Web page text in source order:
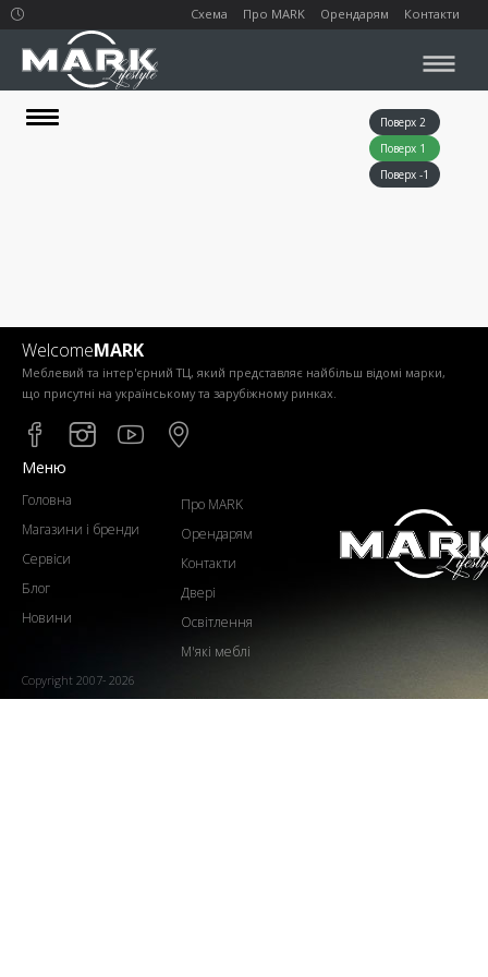
Схема Про MARK Орендарям Контакти
Поверх 2
Поверх 1
Поверх -1
WelcomeMARK
Меблевий та інтер'єрний ТЦ, який представляє найбільш відомі марки,
що присутні на українському та зарубіжному ринках.
Меню
Головна
Магазини і бренди
Сервіси
Блог
Новини
Про MARK
Орендарям
Контакти
Двері
Освітлення
М'які меблі
Copyright 2007- 2026